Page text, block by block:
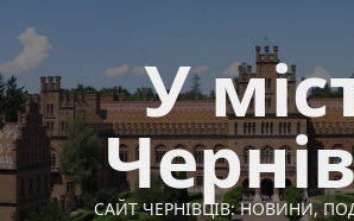
до
вмісту
У
САЙТ ЧЕРНІВЦІВ: НОВИНИ,